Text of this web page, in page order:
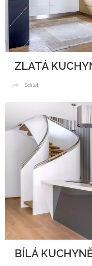
ZLATÁ
Sdílet